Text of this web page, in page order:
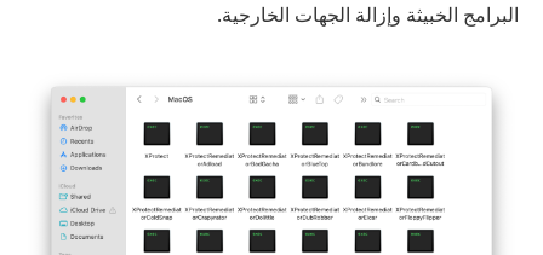
البرامج الخبيثة وإزالة الجهات الخارجية.